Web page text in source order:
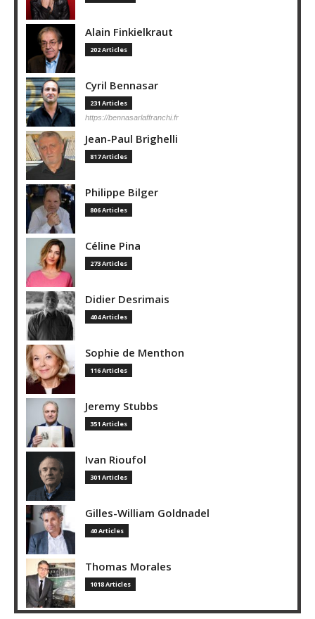
Alain Finkielkraut
202 Articles
Cyril Bennasar
231 Articles
https://bennasarlaffranchi.fr
Jean-Paul Brighelli
817 Articles
Philippe Bilger
806 Articles
Céline Pina
273 Articles
Didier Desrimais
404 Articles
Sophie de Menthon
116 Articles
Jeremy Stubbs
351 Articles
Ivan Rioufol
301 Articles
Gilles-William Goldnadel
40 Articles
Thomas Morales
1018 Articles